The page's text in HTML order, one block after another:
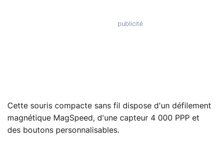
Cette souris compacte sans fil dispose d'un défilement
magnétique MagSpeed, d'une capteur 4 000 PPP et
des boutons personnalisables.